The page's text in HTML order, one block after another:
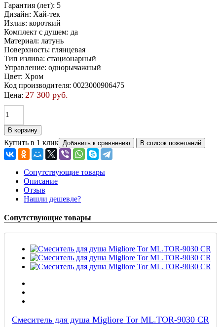
Гарантия (лет): 5
Дизайн: Хай-тек
Излив: короткий
Комплект с душем: да
Материал: латунь
Поверхность: глянцевая
Тип излива: стационарный
Управление: однорычажный
Цвет: Хром
Код производителя: 0023000906475
Цена: 27 300 руб.
Купить в 1 клик
Сопутствующие товары
Описание
Отзыв
Нашли дешевле?
Сопутствующие товары
Смеситель для душа Migliore Tor ML.TOR-9030 CR